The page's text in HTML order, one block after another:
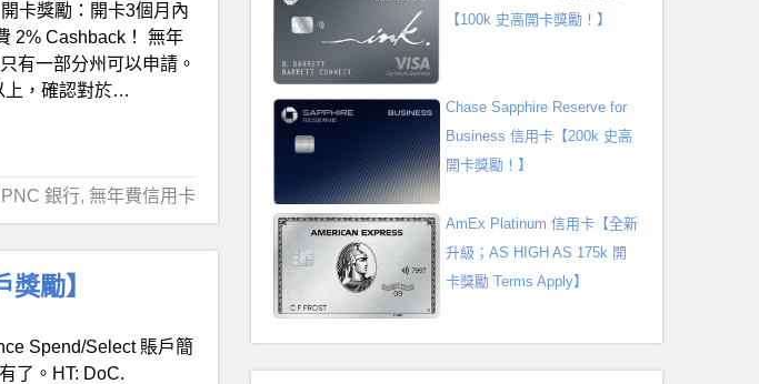
卡獎勵：開卡3個月內
2% Cashback！ 無年
有一部分州可以申請。
上，確認對於…
PNC 銀行, 無年費信用卡
勵】
Spend/Select 賬戶簡
了。HT: DoC.
【100k 史高開卡獎勵！】
Chase Sapphire Reserve for
Business 信用卡【200k 史高
開卡獎勵！】
AmEx Platinum 信用卡【全新
升級；AS HIGH AS 175k 開
卡獎勵 Terms Apply】